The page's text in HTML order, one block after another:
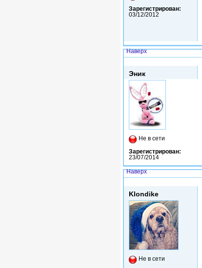
Зарегистрирован:
03/12/2012
Наверх
Эник
Не в сети
Зарегистрирован:
23/07/2014
Наверх
Klondike
Не в сети